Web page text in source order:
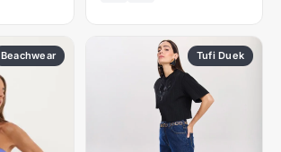
Beachwear Tufi Duek